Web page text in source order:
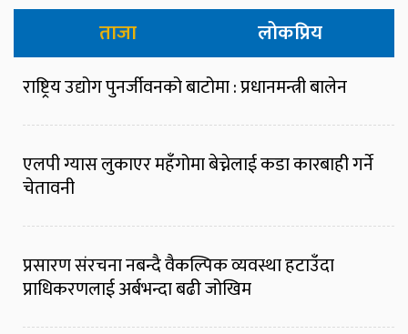
ताजा लोकप्रिय
राष्ट्रिय उद्योग पुनर्जीवनको बाटोमा : प्रधानमन्त्री बालेन
एलपी ग्यास लुकाएर महँगोमा बेच्नेलाई कडा कारबाही गर्ने
चेतावनी
प्रसारण संरचना नबन्दै वैकल्पिक व्यवस्था हटाउँदा
प्राधिकरणलाई अर्बभन्दा बढी जोखिम